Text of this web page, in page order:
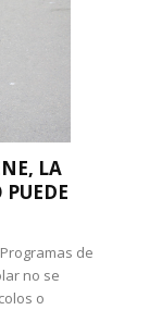
LA
de
no se
o